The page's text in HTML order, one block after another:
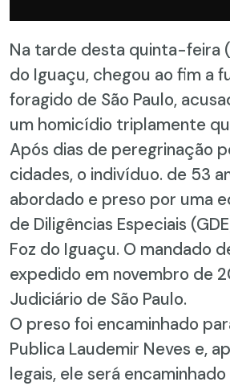
Na tarde desta quinta-feira
do Iguaçu, chegou ao fim a
foragido de São Paulo,
um homicídio triplamente
Após dias de peregrinação
cidades, o indivíduo. de 53
abordado e preso por uma
de Diligências Especiais
Foz do Iguaçu. O mandado
expedido em novembro de
Judiciário de São Paulo.
O preso foi encaminhado
Publica Laudemir Neves e,
legais, ele será